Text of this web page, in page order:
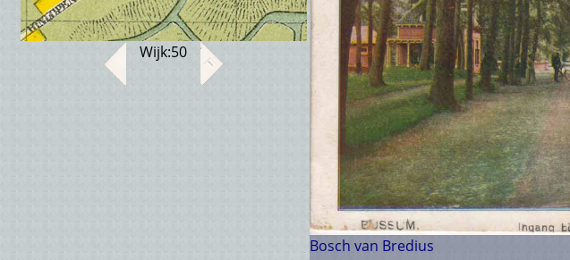
Wijk:50
Bosch van Bredius